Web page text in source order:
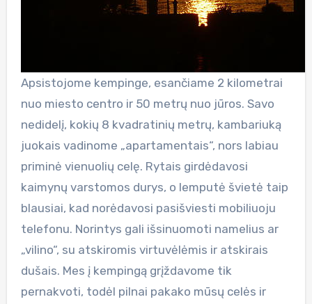
Apsistojome kempinge, esančiame 2 kilometrai
nuo miesto centro ir 50 metrų nuo jūros. Savo
nedidelį, kokių 8 kvadratinių metrų, kambariuką
juokais vadinome „apartamentais“, nors labiau
priminė vienuolių celę. Rytais girdėdavosi
kaimynų varstomos durys, o lemputė švietė taip
blausiai, kad norėdavosi pasišviesti mobiliuoju
telefonu. Norintys gali išsinuomoti namelius ar
„vilino“, su atskiromis virtuvėlėmis ir atskirais
dušais. Mes į kempingą grįždavome tik
pernakvoti, todėl pilnai pakako mūsų celės ir